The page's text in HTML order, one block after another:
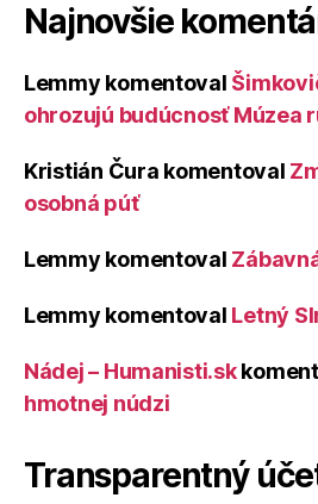
Najnovšie
Lemmy komentoval
ohrozujú budúcnosť Múzea
Kristián Čura komentoval
osobná púť
Lemmy komentoval
Lemmy komentoval Letný
Nádej – Humanisti.sk
hmotnej núdzi
Transparentný